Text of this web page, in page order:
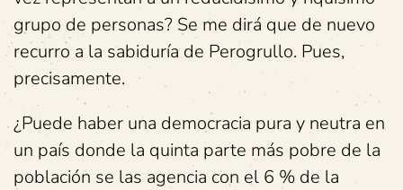
grupo de personas? Se me dirá que de nuevo
recurro a la sabiduría de Perogrullo. Pues,
precisamente.
¿Puede haber una democracia pura y neutra en
un país donde la quinta parte más pobre de la
población se las agencia con el 6 % de la